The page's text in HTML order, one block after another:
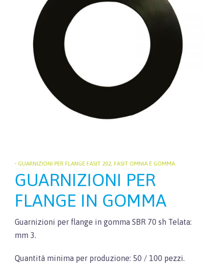
• GUARNIZIONI PER FLANGE FASIT 202, FASIT OMNIA E GOMMA
GUARNIZIONI PER
FLANGE IN GOMMA
Guarnizioni per flange in gomma SBR 70 sh Telata:
mm 3.
Quantità minima per produzione: 50 / 100 pezzi.